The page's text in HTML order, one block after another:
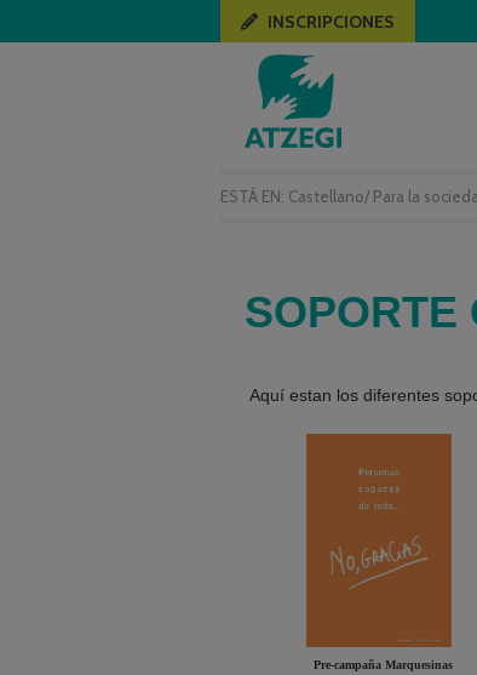
ESTÁ EN: Castellano/ Para la
INSCRIPCIONES
SOPORTE
Aquí estan los diferentes
Pre-campaña Marquesinas